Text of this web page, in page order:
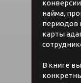
найма,
периодов
карты
В книге
преподаватель,
Юлия